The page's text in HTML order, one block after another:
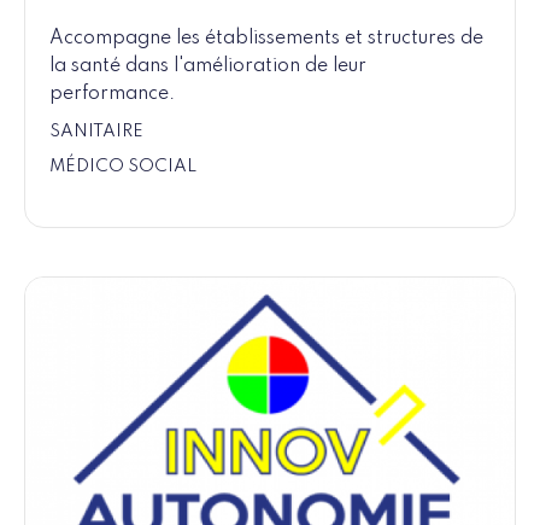
Accompagne les établissements et structures de
la santé dans l'amélioration de leur
performance.
SANITAIRE
MÉDICO SOCIAL